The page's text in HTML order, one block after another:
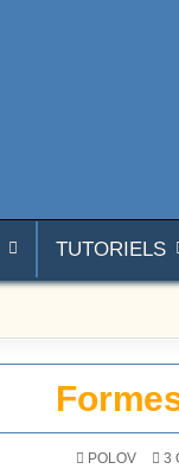
TUTORIELS
POLOV 3